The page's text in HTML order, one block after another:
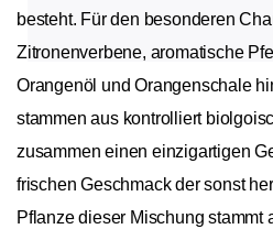
besteht. Für den besonderen
Zitronenverbene, aromatische
Orangenöl und Orangenschale
stammen aus kontrolliert
zusammen einen einzigartigen
frischen Geschmack der sonst
Pflanze dieser Mischung stammt